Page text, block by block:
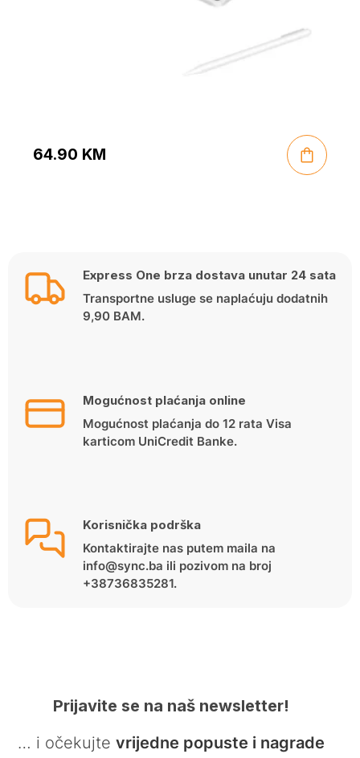
64.90 KM
Express One brza dostava unutar 24 sata
Transportne usluge se naplaćuju dodatnih
9,90 BAM.
Mogućnost plaćanja online
Mogućnost plaćanja do 12 rata Visa
karticom UniCredit Banke.
Korisnička podrška
Kontaktirajte nas putem maila na
info@sync.ba ili pozivom na broj
+38736835281.
Prijavite se na naš newsletter!
… i očekujte vrijedne popuste i nagrade